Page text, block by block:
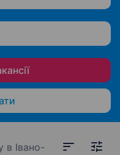
в Івано-